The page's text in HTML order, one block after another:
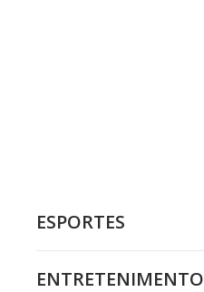
ESPORTES
ENTRETENIMENTO